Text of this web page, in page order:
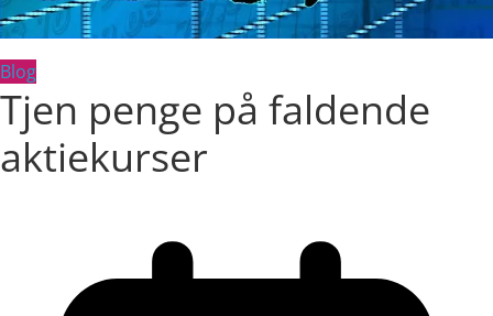
Blog
Tjen penge på faldende
aktiekurser